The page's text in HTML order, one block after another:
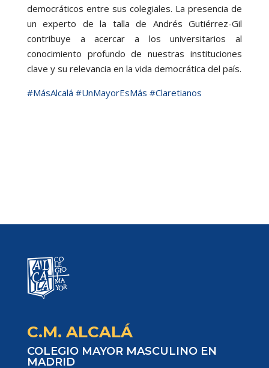
democráticos entre sus colegiales. La presencia de
un experto de la talla de Andrés Gutiérrez-Gil
contribuye a acercar a los universitarios al
conocimiento profundo de nuestras instituciones
clave y su relevancia en la vida democrática del país.
#MásAlcalá #UnMayorEsMás #Claretianos
C.M. ALCALÁ
COLEGIO MAYOR MASCULINO EN
MADRID